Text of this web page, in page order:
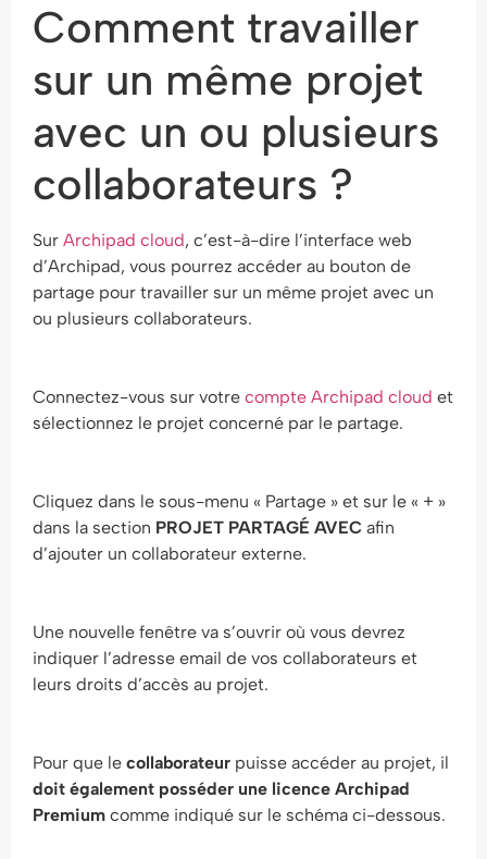
Comment travailler
sur un même projet
avec un ou plusieurs
collaborateurs ?
Sur Archipad cloud, c’est-à-dire l’interface web
d’Archipad, vous pourrez accéder au bouton de
partage pour travailler sur un même projet avec un
ou plusieurs collaborateurs.
Connectez-vous sur votre compte Archipad cloud et
sélectionnez le projet concerné par le partage.
Cliquez dans le sous-menu « Partage » et sur le « + »
dans la section PROJET PARTAGÉ AVEC afin
d’ajouter un collaborateur externe.
Une nouvelle fenêtre va s’ouvrir où vous devrez
indiquer l’adresse email de vos collaborateurs et
leurs droits d’accès au projet.
Pour que le collaborateur puisse accéder au projet, il
doit également posséder une licence Archipad
Premium comme indiqué sur le schéma ci-dessous.